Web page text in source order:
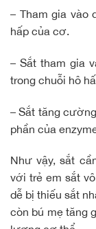
– Tham gia vào
hấp của cơ.
– Sắt tham gia
trong chuỗi hô
– Sắt tăng
phần của
Như vậy, sắt
với trẻ em sắt
dễ bị thiếu sắt
còn bú mẹ tăng